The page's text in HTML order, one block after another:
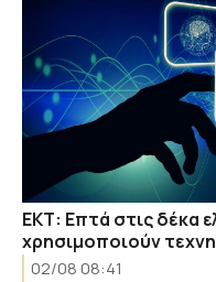
ΕΚΤ: Επτά στις δέκα
χρησιμοποιούν
02/08 08:41